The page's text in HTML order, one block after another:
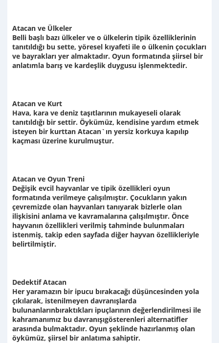
Atacan ve Ülkeler
Belli başlı bazı ülkeler ve o ülkelerin tipik özelliklerinin
tanıtıldığı bu sette, yöresel kıyafeti ile o ülkenin çocukları
ve bayrakları yer almaktadır. Oyun formatında şiirsel bir
anlatımla barış ve kardeşlik duygusu işlenmektedir.
Atacan ve Kurt
Hava, kara ve deniz taşıtlarının mukayeseli olarak
tanıtıldığı bir settir. Öykümüz, kendisine yardım etmek
isteyen bir kurttan Atacan`ın yersiz korkuya kapılıp
kaçması üzerine kurulmuştur.
Atacan ve Oyun Treni
Değişik evcil hayvanlar ve tipik özellikleri oyun
formatında verilmeye çalışılmıştır. Çocukların yakın
çevremizde olan hayvanları tanıyarak bizlerle olan
ilişkisini anlama ve kavramalarına çalışılmıştır. Önce
hayvanın özellikleri verilmiş tahminde bulunmaları
istenmiş, takip eden sayfada diğer hayvan özellikleriyle
belirtilmiştir.
Dedektif Atacan
Her yaramazın bir ipucu bırakacağı düşüncesinden yola
çıkılarak, istenilmeyen davranışlarda
bulunanlarınbıraktıkları ipuçlarının değerlendirilmesi ile
kahramanımız bu davranışıgösterenleri alternatifler
arasında bulmaktadır. Oyun şeklinde hazırlanmış olan
öykümüz, şiirsel bir anlatıma sahiptir.